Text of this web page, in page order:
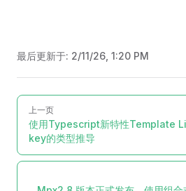
最后更新于: 2/11/26, 1:20 PM
Pager
上一页
使用Typescript新特性Template
key的类型推导